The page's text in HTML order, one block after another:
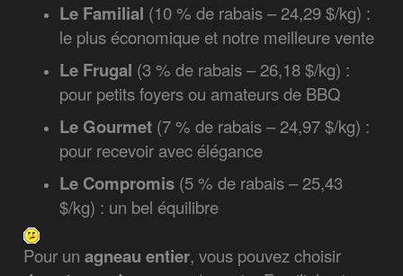
Le Familial (10 % de rabais – 24,29 $/kg) :
le plus économique et notre meilleure vente
Le Frugal (3 % de rabais – 26,18 $/kg) :
pour petits foyers ou amateurs de BBQ
Le Gourmet (7 % de rabais – 24,97 $/kg) :
pour recevoir avec élégance
Le Compromis (5 % de rabais – 25,43
$/kg) : un bel équilibre
Pour unagneau entier, vous pouvez choisir